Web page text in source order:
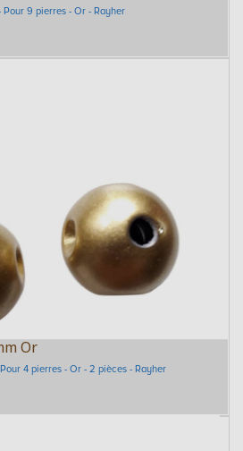
9 pierres - Or - Rayher
Or
4 pierres - Or - 2 pièces - Rayher